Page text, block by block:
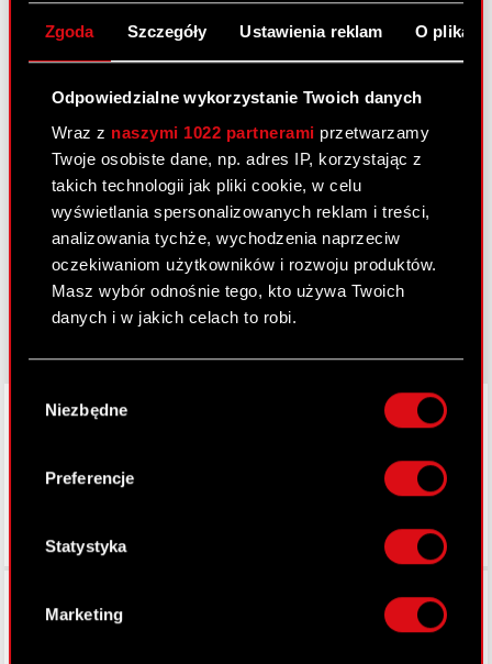
Zgoda Szczegóły Ustawienia reklam O
Odpowiedzialne wykorzystanie Twoich danych
Wraz z naszymi 1022 partnerami przetwarzamy
Twoje osobiste dane, np. adres IP, korzystając z
takich technologii jak pliki cookie, w celu
wyświetlania spersonalizowanych reklam i treści,
analizowania tychże, wychodzenia naprzeciw
oczekiwaniom użytkowników i rozwoju produktów.
Masz wybór odnośnie tego, kto używa Twoich
danych i w jakich celach to robi.
Gromadzić dane dotyczące Twojej
lokalizacji geograficznej z dokładnością nawet
Identyfikować Twoje urządzenie, aktywnie
analizując charakteryzującego je zbiory
palca)
osobiste dane są przetwarzane oraz ustaw własne
preferencje w
. W Deklaracji
zgody
Niezbędne
Preferencje
Statystyka
Marketing
Centrum wyników
Kontakt dla mediów
Dowiedz się więcej:
thewitcher.com
cyberpunk.net
gear.cdprojektred.com